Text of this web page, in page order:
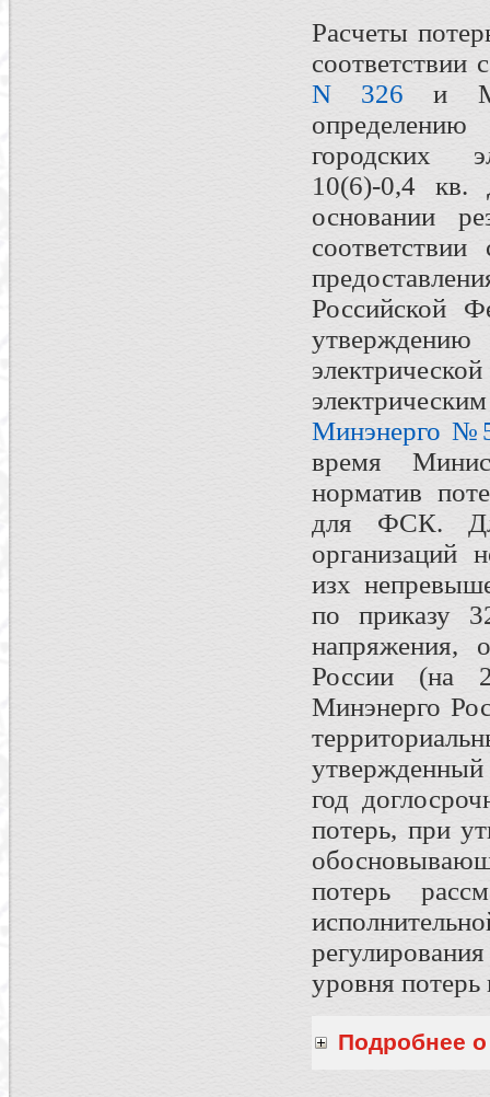
Расчеты
соответствии
N 326 и
городских
10(6)-0,4 кв.
основании
Российской
утверждению
Минэнерго
время
норматив
для ФСК.
организаций
изх
по приказу
напряжения,
России (на
Минэнерго
год
потерь, при
потерь
уровня
Подробнее о